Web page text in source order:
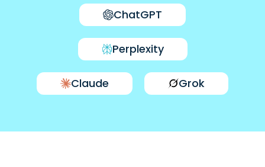
ChatGPT
Perplexity
Claude Grok